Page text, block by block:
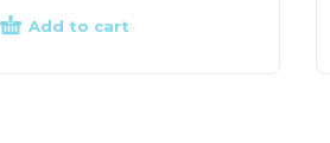
Add to cart